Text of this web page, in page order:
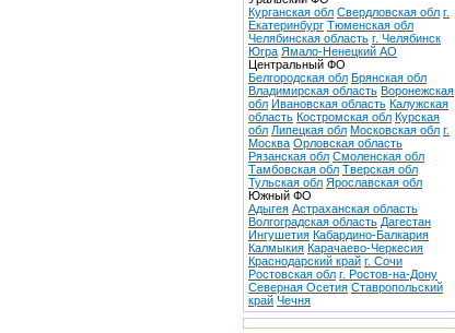
Курганская обл Свердловская обл г.
Екатеринбург Тюменская обл
Челябинская область г. Челябинск
Югра Ямало-Ненецкий АО
Центральный ФО
Белгородская обл Брянская обл
Владимирская область Воронежская
обл Ивановская область Калужская
область Костромская обл Курская
обл Липецкая обл Московская обл г.
Москва Орловская область
Рязанская обл Смоленская обл
Тамбовская обл Тверская обл
Тульская обл Ярославская обл
Южный ФО
Адыгея Астраханская область
Волгоградская область Дагестан
Ингушетия Кабардино-Балкария
Калмыкия Карачаево-Черкесия
Краснодарский край г. Сочи
Ростовская обл г. Ростов-на-Дону
Северная Осетия Ставропольский
край Чечня